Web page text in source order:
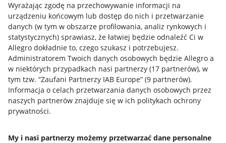
Wyrażając zgodę na przechowywanie informacji na
urządzeniu końcowym lub dostęp do nich i przetwarzanie
danych (w tym w obszarze profilowania, analiz rynkowych i
statystycznych) sprawiasz, że łatwiej będzie odnaleźć Ci w
Allegro dokładnie to, czego szukasz i potrzebujesz.
Administratorem Twoich danych osobowych będzie Allegro a
w niektórych przypadkach nasi partnerzy (17 partnerów), w
tym tzw. “Zaufani Partnerzy IAB Europe” (9 partnerów).
Informacja o celach przetwarzania danych osobowych przez
naszych partnerów znajduje się w ich politykach ochrony
prywatności.
My i nasi partnerzy możemy przetwarzać dane personalne
Przydatne informacje
Jak to działa